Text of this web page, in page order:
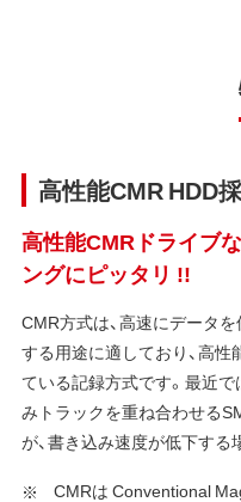
高性能CMR HDD
高性能CMRドライブ
ングにピッタリ !!
CMR方式は、高速にデータを
する用途に適しており、高
ている記録方式です。最近で
みトラックを重ね合わせる
が、書き込み速度が低下する
CMRは Conventional